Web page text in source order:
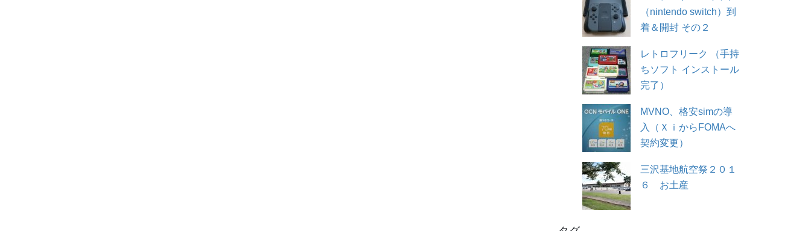
（nintendo switch）到
着＆開封 その２
レトロフリーク （手持
ちソフト インストール
完了）
MVNO、格安simの導
入（ＸｉからFOMAへ
契約変更）
三沢基地航空祭２０１
６ お土産